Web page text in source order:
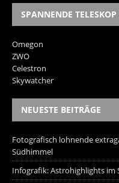
SPANNENDE
Omegon
ZWO
Celestron
Skywatcher
NEUESTE BEITRÄGE
Fotografisch lohnende
Südhimmel
Infografik: Astrohighlights im